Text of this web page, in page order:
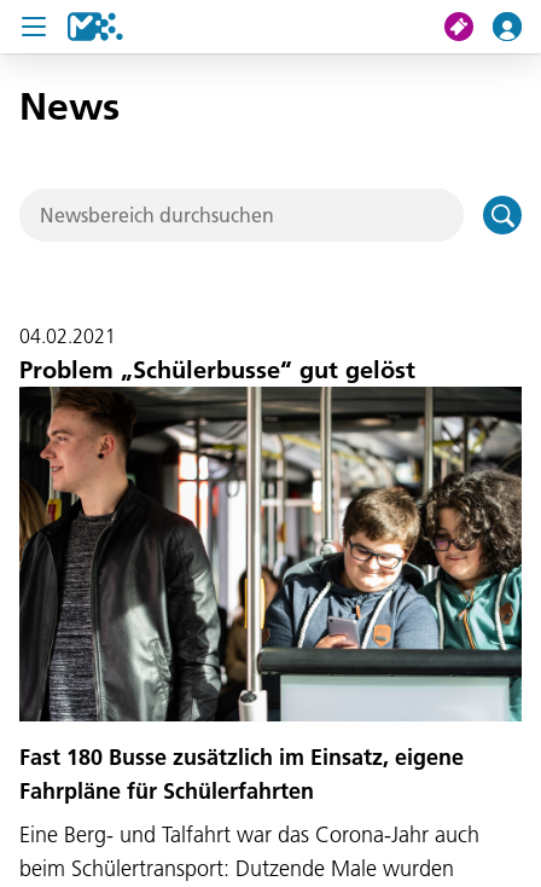
Suche
News
Projekte
Service und Kontakt
News
04.02.2021
Problem „Schülerbusse“ gut gelöst
Fast 180 Busse zusätzlich im Einsatz, eigene
Fahrpläne für Schülerfahrten
Eine Berg- und Talfahrt war das Corona-Jahr auch
beim Schülertransport: Dutzende Male wurden